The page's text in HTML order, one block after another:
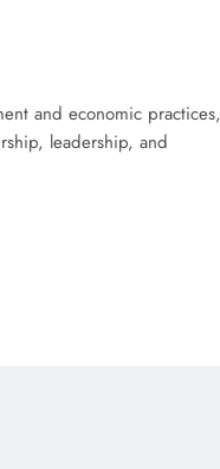
and economic practices,
leadership, and